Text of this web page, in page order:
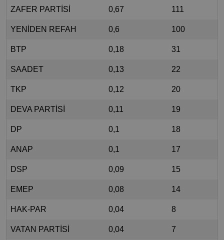
ZAFER PARTİSİ 0,67 111
YENİDEN REFAH 0,6 100
BTP 0,18 31
SAADET 0,13 22
TKP 0,12 20
DEVA PARTİSİ 0,11 19
DP 0,1 18
ANAP 0,1 17
DSP 0,09 15
EMEP 0,08 14
HAK-PAR 0,04 8
VATAN PARTİSİ 0,04 7